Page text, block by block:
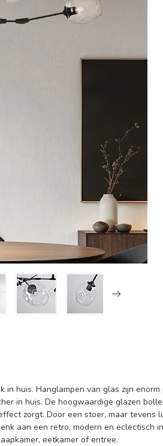
huis. Hanglampen van glas zijn enorm
in huis. De hoogwaardige glazen
zorgt. Door een stoer, maar tevens
aan een retro, modern en eclectisch
eetkamer of entree.